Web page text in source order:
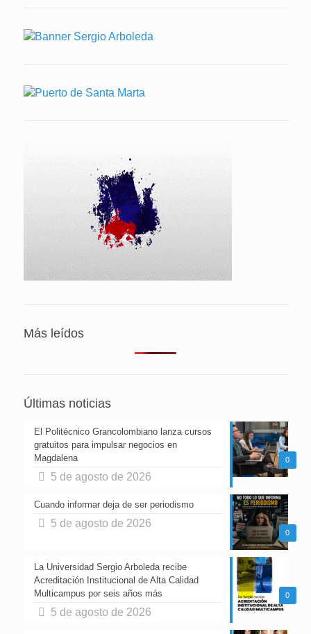
Más leídos
Últimas noticias
0
El Politécnico Grancolombiano lanza cursos
gratuitos para impulsar negocios en
Magdalena
5 de agosto de 2026
0
Cuando informar deja de ser periodismo
5 de agosto de 2026
0
La Universidad Sergio Arboleda recibe
Acreditación Institucional de Alta Calidad
Multicampus por seis años más
5 de agosto de 2026